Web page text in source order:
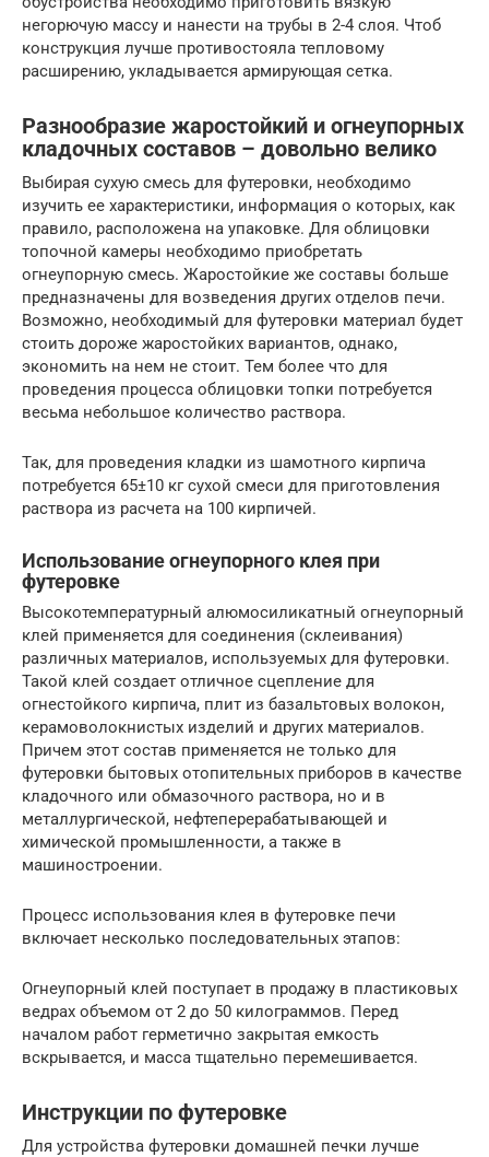
негорючую массу и нанести на трубы в 2-4 слоя. Чтоб
конструкция лучше противостояла тепловому
расширению, укладывается армирующая сетка.
Разнообразие жаростойкий и огнеупорных
кладочных составов – довольно велико
Выбирая сухую смесь для футеровки, необходимо
изучить ее характеристики, информация о которых, как
правило, расположена на упаковке. Для облицовки
топочной камеры необходимо приобретать
огнеупорную смесь. Жаростойкие же составы больше
предназначены для возведения других отделов печи.
Возможно, необходимый для футеровки материал будет
стоить дороже жаростойких вариантов, однако,
экономить на нем не стоит. Тем более что для
проведения процесса облицовки топки потребуется
весьма небольшое количество раствора.
Так, для проведения кладки из шамотного кирпича
потребуется 65±10 кг сухой смеси для приготовления
раствора из расчета на 100 кирпичей.
Использование огнеупорного клея при
футеровке
Высокотемпературный алюмосиликатный огнеупорный
клей применяется для соединения (склеивания)
различных материалов, используемых для футеровки.
Такой клей создает отличное сцепление для
огнестойкого кирпича, плит из базальтовых волокон,
керамоволокнистых изделий и других материалов.
Причем этот состав применяется не только для
футеровки бытовых отопительных приборов в качестве
кладочного или обмазочного раствора, но и в
металлургической, нефтеперерабатывающей и
химической промышленности, а также в
машиностроении.
Процесс использования клея в футеровке печи
включает несколько последовательных этапов:
Огнеупорный клей поступает в продажу в пластиковых
ведрах объемом от 2 до 50 килограммов. Перед
началом работ герметично закрытая емкость
вскрывается, и масса тщательно перемешивается.
Инструкции по футеровке
Для устройства футеровки домашней печки лучше